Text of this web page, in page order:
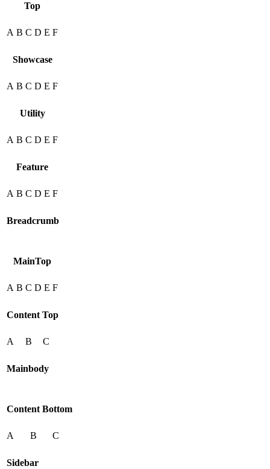
Top
A B C D E F
Showcase
A B C D E F
Utility
A B C D E F
Feature
A B C D E F
Breadcrumb
MainTop
A B C D E F
Content Top
A B C
Mainbody
Content Bottom
A B C
Sidebar